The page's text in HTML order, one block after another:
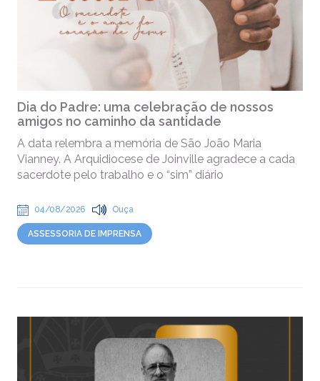
Dia do Padre: uma celebração de nossos
amigos no caminho da santidade
A data relembra a memória de São João Maria
Vianney. A Arquidiocese de Joinville agradece a cada
sacerdote pelo trabalho e o “sim” diário
04/08/2026 Ouça
ASSESSORIA DE IMPRENSA